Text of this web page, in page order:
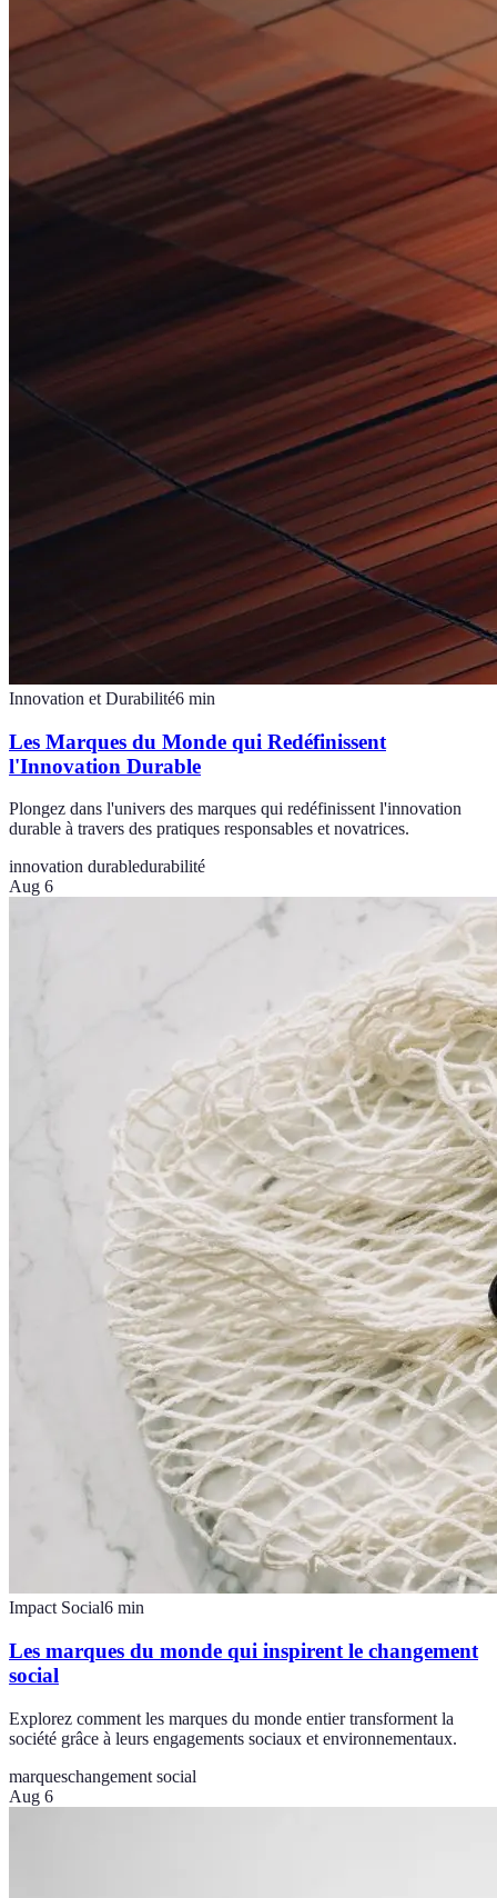
Innovation et Durabilité6 min
Les Marques du Monde qui Redéfinissent
l'Innovation Durable
Plongez dans l'univers des marques qui redéfinissent l'innovation
durable à travers des pratiques responsables et novatrices.
innovation durabledurabilité
Aug 6
Impact Social6 min
Les marques du monde qui inspirent le changement
social
Explorez comment les marques du monde entier transforment la
société grâce à leurs engagements sociaux et environnementaux.
marqueschangement social
Aug 6